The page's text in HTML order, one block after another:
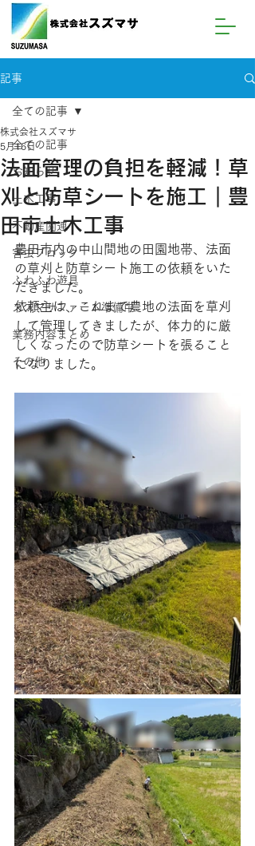
記事
全ての記事
お知らせ
土木工事
不動産関連
害虫ブロック
ふわふわ遊具
スズマサファーム準備中
業務内容まとめ
その他
全ての記事
法面管理の負担を軽減！草
刈と防草シートを施工┃豊
田市土木工事
株式会社スズマサ
5月16日
豊田市内の中山間地の田園地帯、法面
の草刈と防草シート施工の依頼をいた
だきました。
依頼主は、これまで農地の法面を草刈
して管理してきましたが、体力的に厳
しくなったので防草シートを張ること
になりました。